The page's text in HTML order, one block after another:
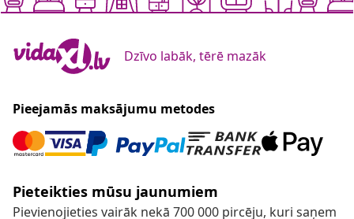
Dzīvo labāk, tērē mazāk
Pieejamās maksājumu metodes
Pieteikties mūsu jaunumiem
Pievienojieties vairāk nekā 700 000 pircēju, kuri saņem